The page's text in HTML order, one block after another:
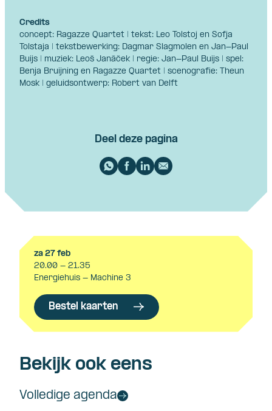
Credits
concept: Ragazze Quartet | tekst: Leo Tolstoj en Sofja
Tolstaja | tekstbewerking: Dagmar Slagmolen en Jan-Paul
Buijs | muziek: Leoš Janáček | regie: Jan-Paul Buijs | spel:
Benja Bruijning en Ragazze Quartet | scenografie: Theun
Mosk | geluidsontwerp: Robert van Delft
Deel deze pagina
za 27 feb
20.00 - 21.35
Energiehuis - Machine 3
Bestel kaarten
Bekijk ook eens
Volledige agenda